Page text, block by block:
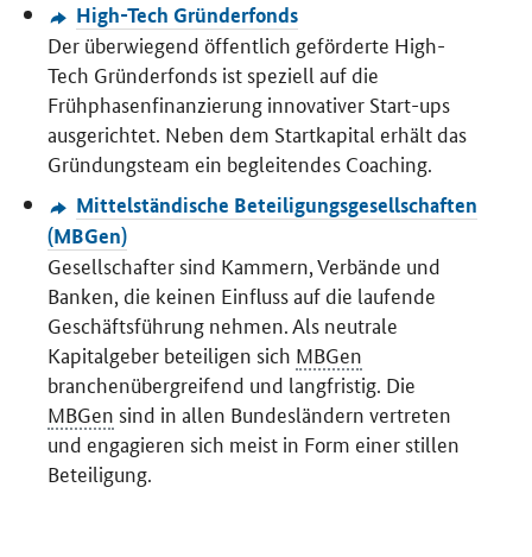
High-Tech Gründerfonds
Der überwiegend öffentlich geförderte High-
Tech Gründerfonds ist speziell auf die
Frühphasenfinanzierung innovativer Start-ups
ausgerichtet. Neben dem Startkapital erhält das
Gründungsteam ein begleitendes Coaching.
Mittelständische Beteiligungsgesellschaften
(MBGen)
Gesellschafter sind Kammern, Verbände und
Banken, die keinen Einfluss auf die laufende
Geschäftsführung nehmen. Als neutrale
Kapitalgeber beteiligen sich MBGen
branchenübergreifend und langfristig. Die
MBGen sind in allen Bundesländern vertreten
und engagieren sich meist in Form einer stillen
Beteiligung.